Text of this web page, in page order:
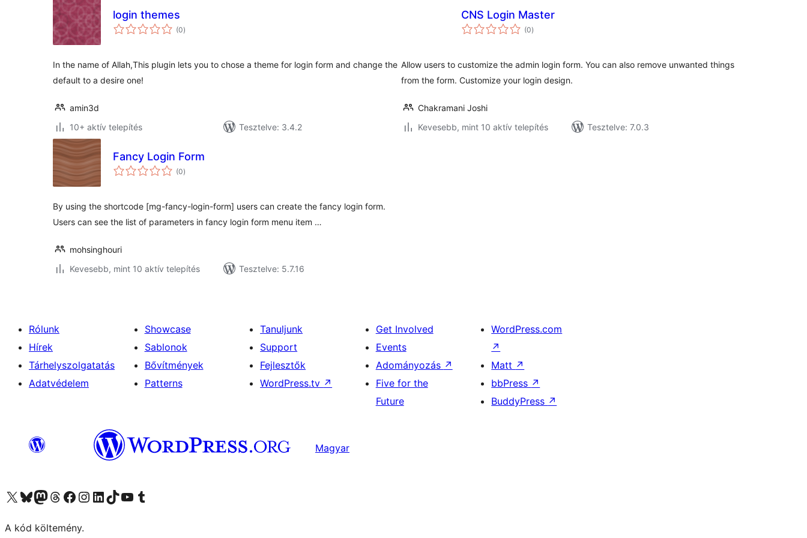
login themes
(0értékelés
összesen
)
In the name of Allah,This plugin lets you to chose a theme for login form and change the
default to a desire one!
amin3d
10+ aktív telepítés
Tesztelve: 3.4.2
CNS Login Master
(0értékelés
összesen
)
Allow users to customize the admin login form. You can also remove unwanted things
from the form. Customize your login design.
Chakramani Joshi
Kevesebb, mint 10 aktív telepítés
Tesztelve: 7.0.3
Fancy Login Form
(0értékelés
összesen
)
By using the shortcode [mg-fancy-login-form] users can create the fancy login form.
Users can see the list of parameters in fancy login form menu item …
mohsinghouri
Kevesebb, mint 10 aktív telepítés
Tesztelve: 5.7.16
Rólunk
Hírek
Tárhelyszolgatatás
Adatvédelem
Showcase
Sablonok
Bővítmények
Patterns
Tanuljunk
Support
Fejlesztők
WordPress.tv ↗
Get Involved
Events
Adományozás ↗
Five for the
Future
WordPress.com
↗
Matt ↗
bbPress ↗
BuddyPress ↗
Magyar
Visit our X (formerly Twitter) account
Visit our Bluesky account
Twitter csatornánk
Visit our Threads account
Facebook oldalunk megtekintése
Visit our Instagram account
Visit our LinkedIn account
Visit our TikTok account
Visit our YouTube channel
Visit our Tumblr account
A kód költemény.